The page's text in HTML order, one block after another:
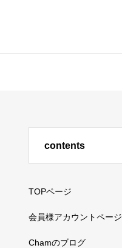
contents
TOPページ
会員様アカウントページ
Chamのブログ